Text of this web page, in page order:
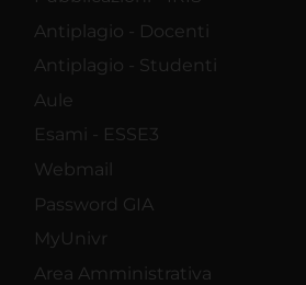
Antiplagio - Docenti
Antiplagio - Studenti
Aule
Esami - ESSE3
Webmail
Password GIA
MyUnivr
Area Amministrativa